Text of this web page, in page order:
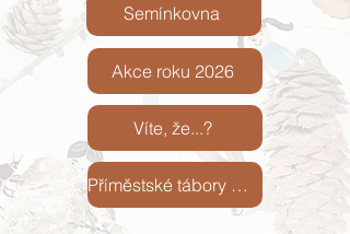
Semínkovna
Akce roku 2026
Víte, že...?
Příměstské tábory 2026